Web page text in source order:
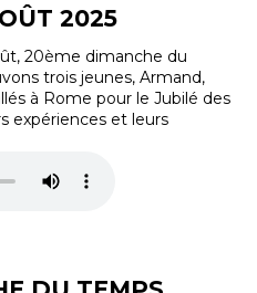
2025
20ème dimanche du
trois jeunes, Armand,
à Rome pour le Jubilé des
expériences et leurs